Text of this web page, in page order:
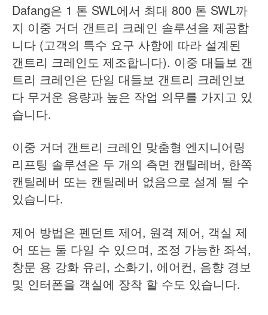
Dafang은 1 톤 SWL에서 최대 800 톤 SWL까
지 이중 거더 갠트리 크레인 솔루션을 제공합
니다 (고객의 특수 요구 사항에 따라 설계된
갠트리 크레인도 제조합니다). 이중 대들보 갠
트리 크레인은 단일 대들보 갠트리 크레인보
다 무거운 용량과 높은 작업 의무를 가지고 있
습니다.
이중 거더 갠트리 크레인 맞춤형 엔지니어링
리프팅 솔루션은 두 개의 측면 캔틸레버, 한쪽
캔틸레버 또는 캔틸레버 없음으로 설계 될 수
있습니다.
제어 방법은 펜던트 제어, 원격 제어, 객실 제
어 또는 둘 다일 수 있으며, 조정 가능한 좌석,
창문 용 강화 유리, 소화기, 에어컨, 음향 경보
및 인터폰을 객실에 장착 할 수도 있습니다.